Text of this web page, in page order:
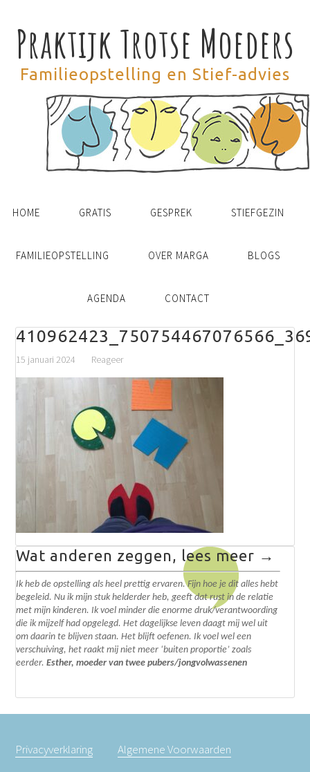
Praktijk Trotse Moeders
Familieopstelling en Stief-advies
HOME GRATIS GESPREK STIEFGEZIN
FAMILIEOPSTELLING OVER MARGA BLOGS
AGENDA CONTACT
15 januari 2024 Reageer
Wat anderen zeggen, lees meer →
Ik heb de opstelling als heel prettig ervaren. Fijn hoe je dit alles hebt
begeleid. Nu ik mijn stuk helderder heb, geeft dat rust in de relatie
met mijn kinderen. Ik voel minder die enorme druk/verantwoording
die ik mijzelf had opgelegd.Het dagelijkse leven daagt mij wel uit
om daarin te blijven staan. Het blijft oefenen. Ik voel wel een
verschuiving, het raakt mij niet meer ‘buiten proportie’ zoals
eerder.Esther, moeder van twee pubers/jongvolwassenen
Privacyverklaring Algemene Voorwaarden